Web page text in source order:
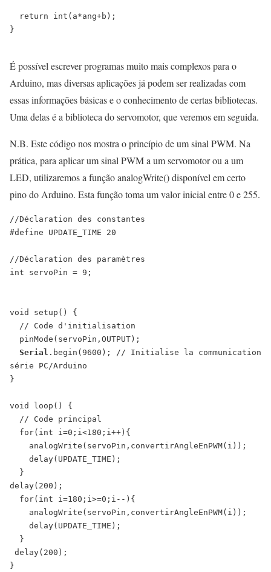
return int ( a*ang+b ) ;
}
É possível escrever programas muito mais complexos para o
Arduino, mas diversas aplicações já podem ser realizadas com
essas informações básicas e o conhecimento de certas bibliotecas.
Uma delas é a biblioteca do servomotor, que veremos em seguida.
N.B. Este código nos mostra o princípio de um sinal PWM. Na
prática, para aplicar um sinal PWM a um servomotor ou a um
LED, utilizaremos a função analogWrite() disponível em certo
pino do Arduino. Esta função toma um valor inicial entre 0 e 255.
//Déclaration des constantes
#define
UPDATE_TIME 20
//Déclaration des paramètres
int
servoPin = 9 ;
void setup ( )
{
// Code d'initialisation
pinMode ( servoPin , OUTPUT ) ;
Serial . begin ( 9600 ) ;
// Initialise la communication
série PC/Arduino
}
void loop ( )
{
// Code principal
for( int i=0 ; i<180 ; i++ ) {
analogWrite ( servoPin , convertirAngleEnPWM( i ) ) ;
delay( UPDATE_TIME ) ;
}
delay( 200 ) ;
for( int i=180 ; i>=0 ; i -- ) {
analogWrite ( servoPin , convertirAngleEnPWM( i ) ) ;
delay( UPDATE_TIME ) ;
}
delay( 200 ) ;
}